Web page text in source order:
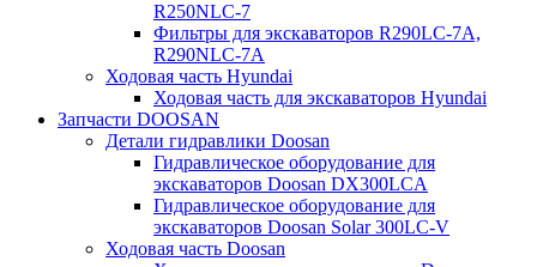
R250NLC-7
Фильтры для экскаваторов R290LC-7A,
R290NLC-7A
Ходовая часть Hyundai
Ходовая часть для экскаваторов Hyundai
Запчасти DOOSAN
Детали гидравлики Doosan
Гидравлическое оборудование для
экскаваторов Doosan DX300LCA
Гидравлическое оборудование для
экскаваторов Doosan Solar 300LC-V
Ходовая часть Doosan